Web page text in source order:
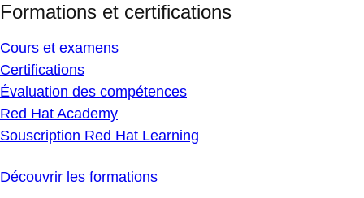
Formations et certifications
Cours et examens
Certifications
Évaluation des compétences
Red Hat Academy
Souscription Red Hat Learning
Découvrir les formations